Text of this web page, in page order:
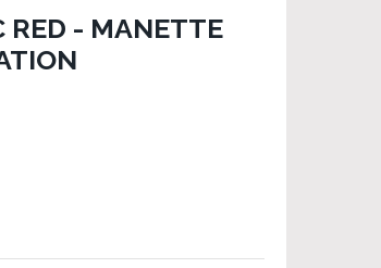
RED - MANETTE